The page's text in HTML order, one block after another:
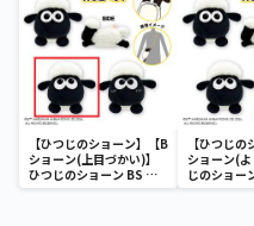
【ひつじのショーン】【B
ショーン(上目づかい)】
ひつじのショーン BS ス
マホショーンルダー
【ひつじ
ショーン(
じのショー
ショーンル